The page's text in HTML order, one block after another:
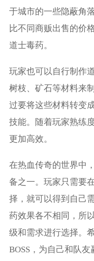
于城市的一些隐蔽角
比不同商贩出售的价
道士毒药。
玩家也可以自行制作
树枝、矿石等材料来
过要将这些材料转变
技能。随着玩家熟练
更加高效。
在热血传奇的世界中
备之一。玩家只需要
择，就可以得到自己
药效果各不相同，所
级和需求进行选择。
BOSS，为自己和队友